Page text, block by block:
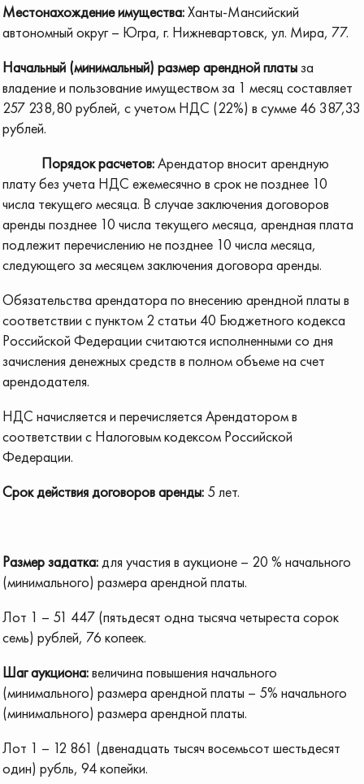
Местонахождение имущества:Ханты-Мансийский
автономный округ – Югра, г. Нижневартовск, ул. Мира, 77.
Начальный (минимальный) размер арендной платыза
владение и пользование имуществом за 1 месяц составляет
257 238,80 рублей, с учетом НДС (22%) в сумме 46 387,33
рублей.
Порядок расчетов:Арендатор вносит арендную
плату без учета НДС ежемесячно в срок не позднее 10
числа текущего месяца. В случае заключения договоров
аренды позднее 10 числа текущего месяца, арендная плата
подлежит перечислению не позднее 10 числа месяца,
следующего за месяцем заключения договора аренды.
Обязательства арендатора по внесению арендной платы в
соответствии с пунктом 2 статьи 40 Бюджетного кодекса
Российской Федерации считаются исполненными со дня
зачисления денежных средств в полном объеме на счет
арендодателя.
НДС начисляется и перечисляется Арендатором в
соответствии с Налоговым кодексом Российской
Федерации.
Срок действия договоров аренды: 5 лет.
Размер задатка:для участия в аукционе – 20 % начального
(минимального) размера арендной платы.
Лот 1 – 51 447 (пятьдесят одна тысяча четыреста сорок
семь) рублей, 76 копеек.
Шаг аукциона:величина повышения начального
(минимального) размера арендной платы – 5% начального
(минимального) размера арендной платы.
Лот 1 – 12 861 (двенадцать тысяч восемьсот шестьдесят
один) рубль, 94 копейки.